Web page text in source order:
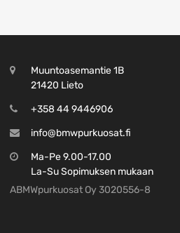
Muuntoasemantie 1B
21420 Lieto
+358 44 9446906
info@bmwpurkuosat.fi
Ma-Pe 9.00-17.00
La-Su Sopimuksen mukaan
ABMWpurkuosat Oy 3020556-8